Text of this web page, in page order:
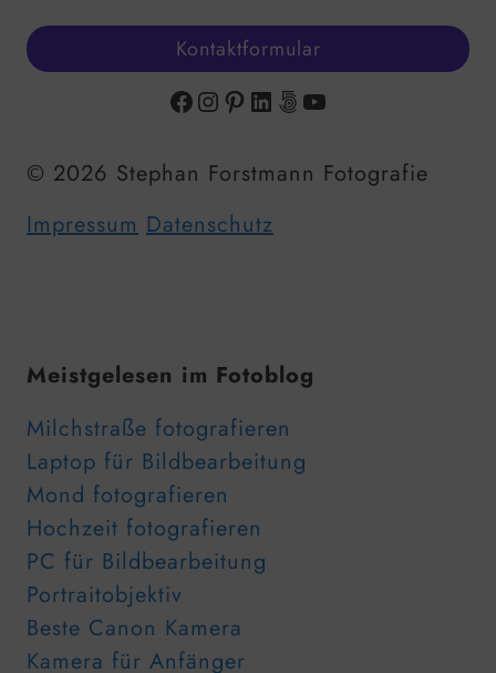
Kontaktformular
Facebook
Instagram
Pinterest
LinkedIn
500px
YouTube
© 2026 Stephan Forstmann Fotografie
Impressum Datenschutz
Meistgelesen im Fotoblog
Milchstraße fotografieren
Laptop für Bildbearbeitung
Mond fotografieren
Hochzeit fotografieren
PC für Bildbearbeitung
Portraitobjektiv
Beste Canon Kamera
Kamera für Anfänger